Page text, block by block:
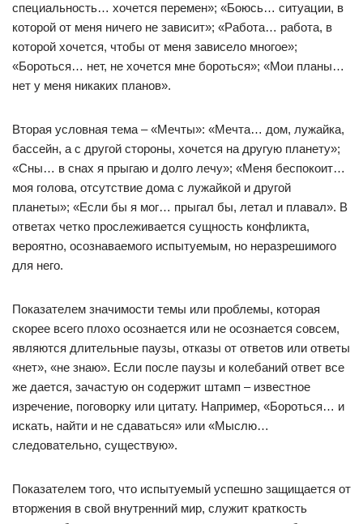
специальность… хочется перемен»; «Боюсь… ситуации, в
которой от меня ничего не зависит»; «Работа… работа, в
которой хочется, чтобы от меня зависело многое»;
«Бороться… нет, не хочется мне бороться»; «Мои планы…
нет у меня никаких планов».
Вторая условная тема – «Мечты»: «Мечта… дом, лужайка,
бассейн, а с другой стороны, хочется на другую планету»;
«Сны… в снах я прыгаю и долго лечу»; «Меня беспокоит…
моя голова, отсутствие дома с лужайкой и другой
планеты»; «Если бы я мог… прыгал бы, летал и плавал». В
ответах четко прослеживается сущность конфликта,
вероятно, осознаваемого испытуемым, но неразрешимого
для него.
Показателем значимости темы или проблемы, которая
скорее всего плохо осознается или не осознается совсем,
являются длительные паузы, отказы от ответов или ответы
«нет», «не знаю». Если после паузы и колебаний ответ все
же дается, зачастую он содержит штамп – известное
изречение, поговорку или цитату. Например, «Бороться… и
искать, найти и не сдаваться» или «Мыслю…
следовательно, существую».
Показателем того, что испытуемый успешно защищается от
вторжения в свой внутренний мир, служит краткость